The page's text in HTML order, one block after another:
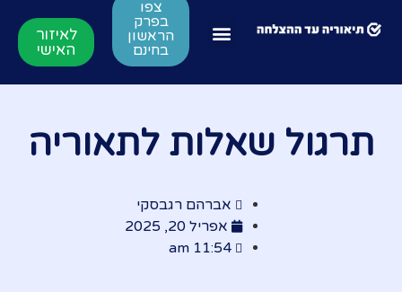
צפו
בפרק
הראשון
בחינם
לאיזור
האישי
תרגול שאלות לתאוריה
אברהם רגבסקי
אפריל 20, 2025
11:54 am